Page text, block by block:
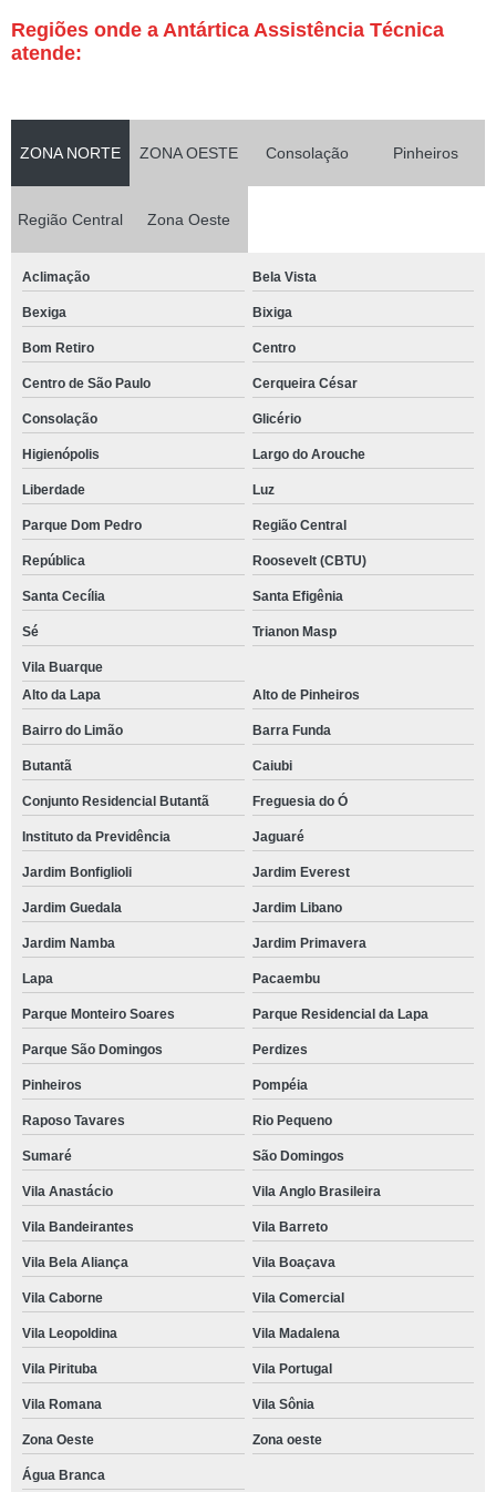
Regiões onde a Antártica Assistência Técnica
atende:
ZONA NORTE ZONA OESTE Consolação Pinheiros
Região Central Zona Oeste
Aclimação Bela Vista
Bexiga Bixiga
Bom Retiro Centro
Centro de São Paulo Cerqueira César
Consolação Glicério
Higienópolis Largo do Arouche
Liberdade Luz
Parque Dom Pedro Região Central
República Roosevelt (CBTU)
Santa Cecília Santa Efigênia
Sé Trianon Masp
Vila Buarque
Alto da Lapa
Alto de Pinheiros
Bairro do Limão Barra Funda
Butantã Caiubi
Conjunto Residencial Butantã Freguesia do Ó
Instituto da Previdência Jaguaré
Jardim Bonfiglioli Jardim Everest
Jardim Guedala Jardim Libano
Jardim Namba Jardim Primavera
Lapa Pacaembu
Parque Monteiro Soares Parque Residencial da Lapa
Parque São Domingos Perdizes
Pinheiros Pompéia
Raposo Tavares Rio Pequeno
Sumaré São Domingos
Vila Anastácio Vila Anglo Brasileira
Vila Bandeirantes Vila Barreto
Vila Bela Aliança Vila Boaçava
Vila Caborne Vila Comercial
Vila Leopoldina Vila Madalena
Vila Pirituba Vila Portugal
Vila Romana Vila Sônia
Zona Oeste Zona oeste
Água Branca